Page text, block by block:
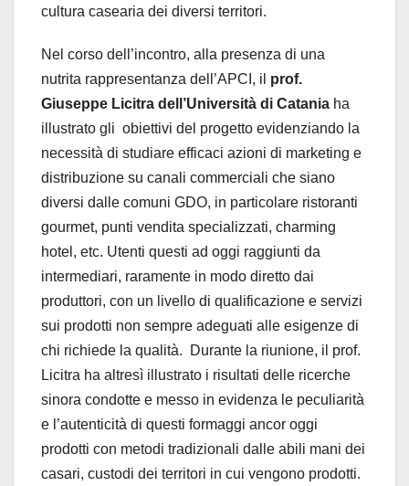
cultura casearia dei diversi territori.
Nel corso dell’incontro, alla presenza di una
nutrita rappresentanza dell’APCI, il prof.
Giuseppe Licitra dell’Università di Catania ha
illustrato gli obiettivi del progetto evidenziando la
necessità di studiare efficaci azioni di marketing e
distribuzione su canali commerciali che siano
diversi dalle comuni GDO, in particolare ristoranti
gourmet, punti vendita specializzati, charming
hotel, etc. Utenti questi ad oggi raggiunti da
intermediari, raramente in modo diretto dai
produttori, con un livello di qualificazione e servizi
sui prodotti non sempre adeguati alle esigenze di
chi richiede la qualità. Durante la riunione, il prof.
Licitra ha altresì illustrato i risultati delle ricerche
sinora condotte e messo in evidenza le peculiarità
e l’autenticità di questi formaggi ancor oggi
prodotti con metodi tradizionali dalle abili mani dei
casari, custodi dei territori in cui vengono prodotti.